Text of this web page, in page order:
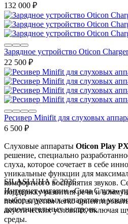
132 000 ₽
Зарядное устройство Oticon
22 500 ₽
Ресивер Minifit для слуховых
6 500 ₽
Слуховые аппараты Oticon Play PX
решение, специально
слуха, которое сочетает в себе
уникальные функции для
комфортного восприятия звуков.
поддержку развития речи и
помогая детям легко
акустических условиях, включая
среды.
SILASLUHA © 2026
Интернет-магазин «Сила Слуха»
выбор слуховых аппаратов и
дополнительных настроек.